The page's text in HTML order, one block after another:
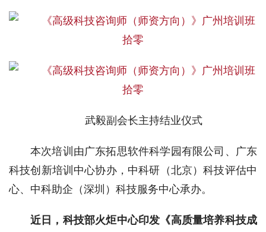
武毅副会长主持结业仪式
本次培训由广东拓思软件科学园有限公司、广东
科技创新培训中心协办，中科研（北京）科技评估中
心、中科助企（深圳）科技服务中心承办。
近日， 科技部火炬中心印发《高质量培养科技成